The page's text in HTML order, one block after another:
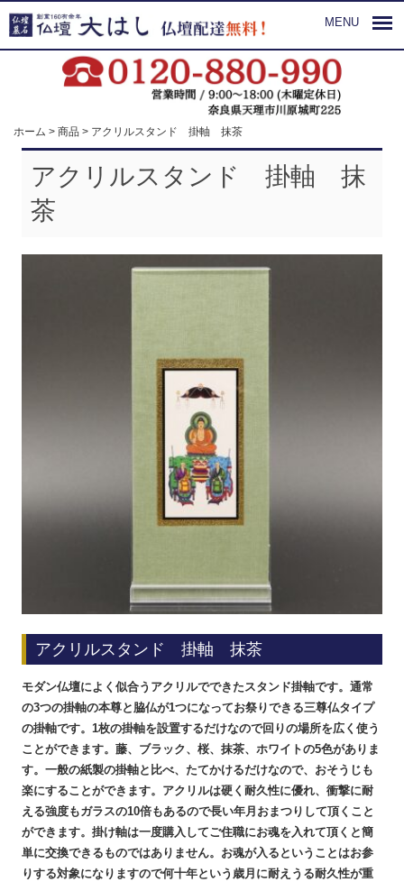
MENU
ホーム > 商品 > アクリルスタンド 掛軸 抹茶
アクリルスタンド 掛軸 抹
茶
アクリルスタンド 掛軸 抹茶
モダン仏壇によく似合うアクリルでできたスタンド掛軸です。通常
の3つの掛軸の本尊と脇仏が1つになってお祭りできる三尊仏タイプ
の掛軸です。1枚の掛軸を設置するだけなので回りの場所を広く使う
ことができます。藤、ブラック、桜、抹茶、ホワイトの5色がありま
す。一般の紙製の掛軸と比べ、たてかけるだけなので、おそうじも
楽にすることができます。 アクリルは硬く耐久性に優れ、衝撃に耐
える強度もガラスの10倍もあるので長い年月おまつりして頂くこと
ができます。掛け軸は一度購入してご住職にお魂を入れて頂くと簡
単に交換できるものではありません。お魂が入るということはお参
りする対象になりますので何十年という歳月に耐えうる耐久性が重